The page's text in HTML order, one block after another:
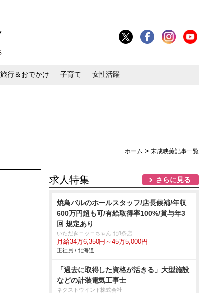
旅行＆おでかけ 子育て 女性活躍
ホーム > 末成映薫記事一覧
求人特集 さらに見る
焼鳥バルのホールスタッフ/店長候補/年収
600万円超も可/有給取得率100%/賞与年3
回 規定あり
いただきコッコちゃん 北8条店
月給34万6,350円～45万5,000円
正社員 / 北海道
「過去に取得した資格が活きる」大型施設
などの計装電気工事士
ネクストウインド株式会社